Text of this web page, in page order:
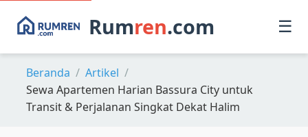
Rumren.com ☰
Beranda
Artikel
Sewa Apartemen Harian Bassura City untuk
Transit & Perjalanan Singkat Dekat Halim